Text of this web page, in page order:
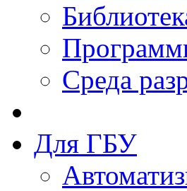
Среда
Для ГБУ